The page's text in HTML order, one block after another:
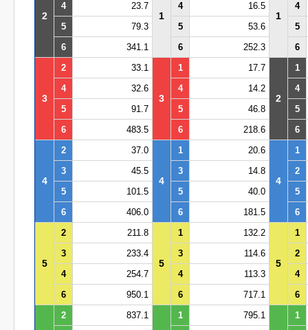
2 1 1
4
23.7 4 16.5
4
5
79.3 5 53.6
5
6
341.1 6 252.3 6
3
2 33.1
3
1 17.7
2
1
4
32.6 4 14.2
4
5
91.7 5 46.8
5
6
483.5 6 218.6 6
4
2 37.0
4
1 20.6
4
1
3
45.5 3 14.8
2
5
101.5 5 40.0
5
6
406.0 6 181.5 6
5
2 211.8
5
1 132.2
5
1
3
233.4 3 114.6
2
4
254.7 4 113.3
4
6
950.1 6 717.1 6
2 837.1 1 795.1
1